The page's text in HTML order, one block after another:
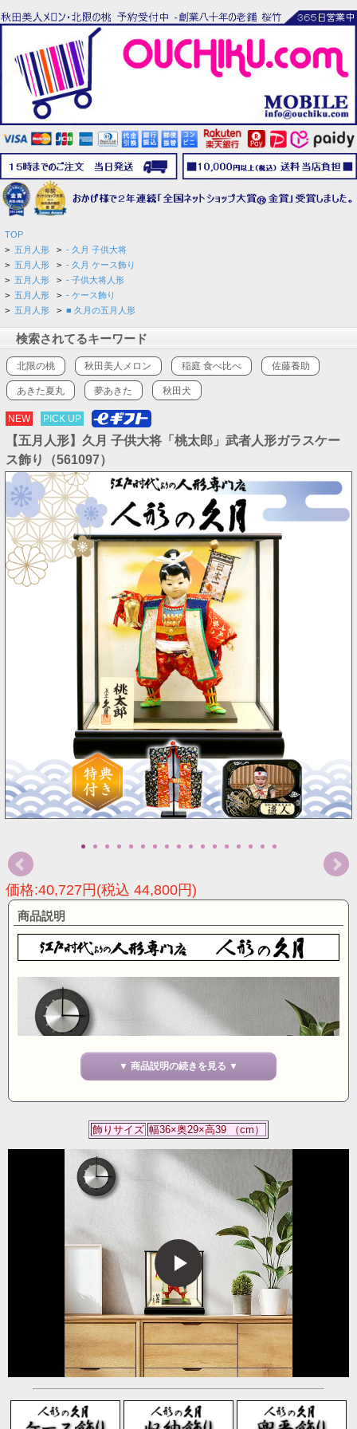
TOP
> 五月人形 > - 久月 子供大将
> 五月人形 > - 久月 ケース飾り
> 五月人形 > - 子供大将人形
> 五月人形 > - ケース飾り
> 五月人形 > ■ 久月の五月人形
検索されてるキーワード
北限の桃 秋田美人メロン 稲庭 食べ比べ 佐藤養助
あきた夏丸 夢あきた 秋田犬
NEW PICK UP
【五月人形】久月 子供大将「桃太郎」武者人形ガラスケー
ス飾り（561097）
価格:40,727円(税込 44,800円)
商品説明
▼ 商品説明の続きを見る ▼
飾りサイズ 幅36×奥29×高39 （cm）